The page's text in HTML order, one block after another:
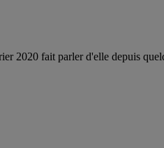
2020 fait parler d'elle depuis